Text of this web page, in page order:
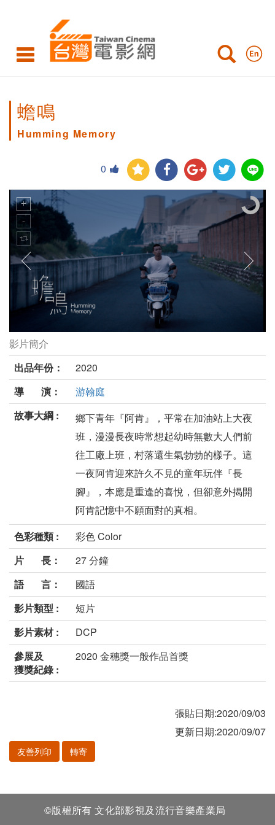
蟾鳴
Humming Memory
0
蟾鳴劇照
影片簡介
出品年份：
2020
導 演：
游翰庭
故事大綱 :
鄉下青年『阿肯』，平常在加油站上大夜
班，漫漫長夜時常想起幼時無數大人們前
往工廠上班，村落還生氣勃勃的樣子。這
一夜阿肯迎來許久不見的童年玩伴『長
腳』，本應是重逢的喜悅，但卻意外揭開
阿肯記憶中不願面對的真相。
色彩種類 :
彩色 Color
片 長：
27 分鐘
語 言：
國語
影片類型 :
短片
影片素材 :
DCP
參展及
獲獎紀錄 :
2020 金穗獎一般作品首獎
張貼日期:2020/09/03
更新日期:2020/09/07
友善列印 轉寄
©版權所有 文化部影視及流行音樂產業局